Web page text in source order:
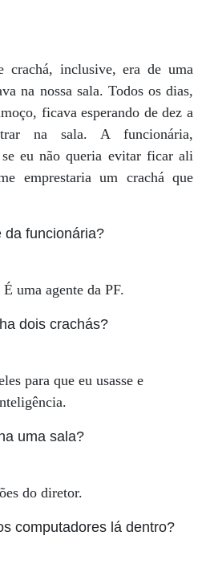
crachá, inclusive, era de uma
na nossa sala. Todos os dias,
ficava esperando de dez a
na sala. A funcionária,
eu não queria evitar ficar ali
emprestaria um crachá que
da funcionária?
uma agente da PF.
dois crachás?
para que eu usasse e
uma sala?
do diretor.
computadores lá dentro?